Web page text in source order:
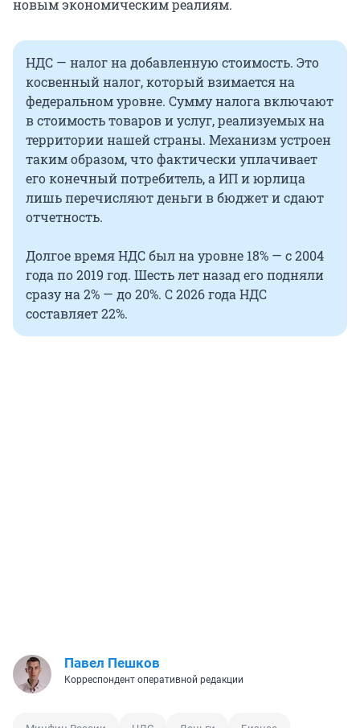
новым экономическим реалиям.
НДС — налог на добавленную стоимость. Это
косвенный налог, который взимается на
федеральном уровне. Сумму налога включают
в стоимость товаров и услуг, реализуемых на
территории нашей страны. Механизм устроен
таким образом, что фактически уплачивает
его конечный потребитель, а ИП и юрлица
лишь перечисляют деньги в бюджет и сдают
отчетность.
Долгое время НДС был на уровне 18% — с 2004
года по 2019 год. Шесть лет назад его подняли
сразу на 2% — до 20%. С 2026 года НДС
составляет 22%.
Павел Пешков
Корреспондент оперативной редакции